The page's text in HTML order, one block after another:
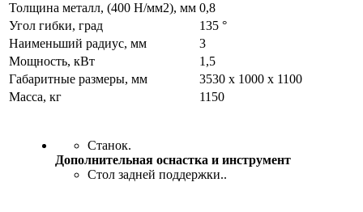
Толщина металл, (400 Н/мм2), мм 0,8
Угол гибки, град
135 °
Наименьший радиус, мм
3
Мощность, кВт
1,5
Габаритные размеры, мм
3530 х 1000 x 1100
Масса, кг
1150
Станок.
Дополнительная оснастка и инструмент
Стол задней поддержки..